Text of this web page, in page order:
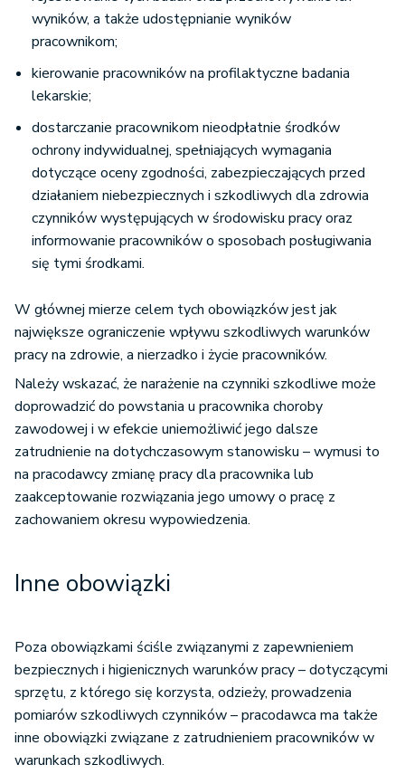
wyników, a także udostępnianie wyników
pracownikom;
kierowanie pracowników na profilaktyczne badania
lekarskie;
dostarczanie pracownikom nieodpłatnie środków
ochrony indywidualnej, spełniających wymagania
dotyczące oceny zgodności, zabezpieczających przed
działaniem niebezpiecznych i szkodliwych dla zdrowia
czynników występujących w środowisku pracy oraz
informowanie pracowników o sposobach posługiwania
się tymi środkami.
W głównej mierze celem tych obowiązków jest jak
największe ograniczenie wpływu szkodliwych warunków
pracy na zdrowie, a nierzadko i życie pracowników.
Należy wskazać, że narażenie na czynniki szkodliwe może
doprowadzić do powstania u pracownika choroby
zawodowej i w efekcie uniemożliwić jego dalsze
zatrudnienie na dotychczasowym stanowisku – wymusi to
na pracodawcy zmianę pracy dla pracownika lub
zaakceptowanie rozwiązania jego umowy o pracę z
zachowaniem okresu wypowiedzenia.
Inne obowiązki
Poza obowiązkami ściśle związanymi z zapewnieniem
bezpiecznych i higienicznych warunków pracy – dotyczącymi
sprzętu, z którego się korzysta, odzieży, prowadzenia
pomiarów szkodliwych czynników – pracodawca ma także
inne obowiązki związane z zatrudnieniem pracowników w
warunkach szkodliwych.